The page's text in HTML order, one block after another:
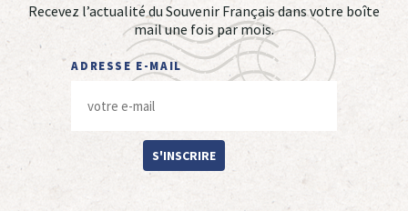
Recevez l’actualité du Souvenir Français dans votre boîte
mail une fois par mois.
ADRESSE E-MAIL
S'INSCRIRE